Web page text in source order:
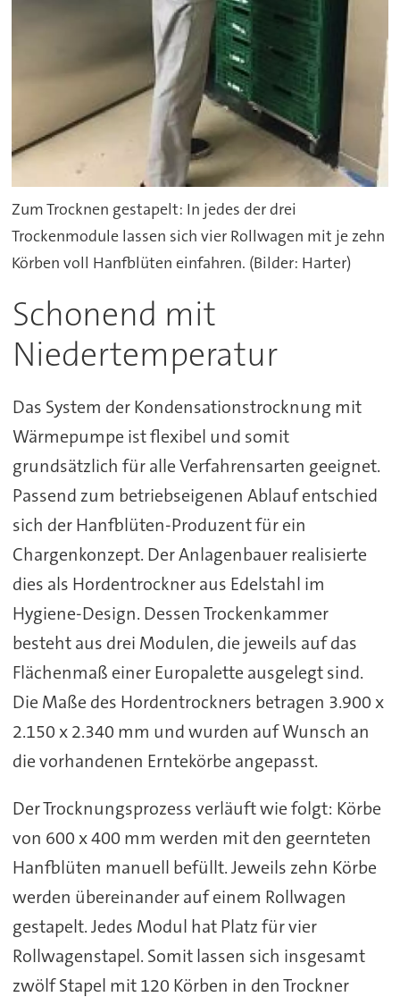
Zum Trocknen gestapelt: In jedes der drei
Trockenmodule lassen sich vier Rollwagen mit je zehn
Körben voll Hanfblüten einfahren. (Bilder: Harter)
Schonend mit
Niedertemperatur
Das System der Kondensationstrocknung mit
Wärmepumpe ist flexibel und somit
grundsätzlich für alle Verfahrensarten geeignet.
Passend zum betriebseigenen Ablauf entschied
sich der Hanfblüten-Produzent für ein
Chargenkonzept. Der Anlagenbauer realisierte
dies als Hordentrockner aus Edelstahl im
Hygiene-Design. Dessen Trockenkammer
besteht aus drei Modulen, die jeweils auf das
Flächenmaß einer Europalette ausgelegt sind.
Die Maße des Hordentrockners betragen 3.900 x
2.150 x 2.340 mm und wurden auf Wunsch an
die vorhandenen Erntekörbe angepasst.
Der Trocknungsprozess verläuft wie folgt: Körbe
von 600 x 400 mm werden mit den geernteten
Hanfblüten manuell befüllt. Jeweils zehn Körbe
werden übereinander auf einem Rollwagen
gestapelt. Jedes Modul hat Platz für vier
Rollwagenstapel. Somit lassen sich insgesamt
zwölf Stapel mit 120 Körben in den Trockner